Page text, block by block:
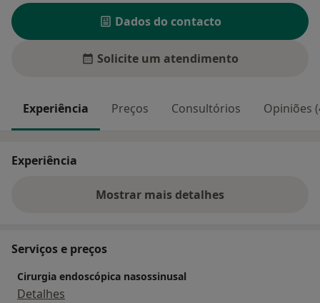
Dados do contacto
Solicite um atendimento
Experiência Preços Consultórios Opiniões
Experiência
Mostrar mais detalhes
sobre a experiência
Serviços e preços
Cirurgia endoscópica nasossinusal
Detalhes